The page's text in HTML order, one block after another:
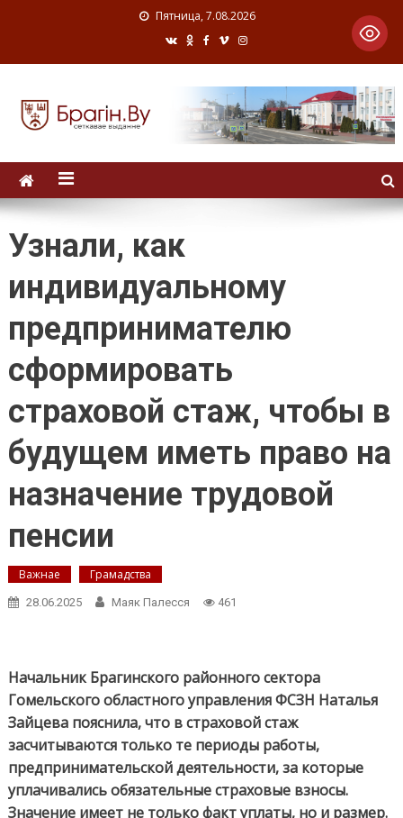
Пятница, 7.08.2026
Узнали, как
индивидуальному
предпринимателю
сформировать
страховой стаж, чтобы в
будущем иметь право на
назначение трудовой
пенсии
Важнае Грамадства
28.06.2025 Маяк Палесся 461
Начальник Брагинского районного сектора
Гомельского областного управления ФСЗН Наталья
Зайцева пояснила, что в страховой стаж
засчитываются только те периоды работы,
предпринимательской деятельности, за которые
уплачивались обязательные страховые взносы.
Значение имеет не только факт уплаты, но и размер.